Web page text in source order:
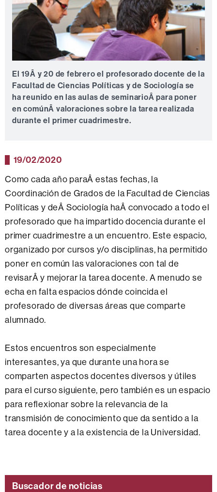
El 19Â y 20 de febrero el profesorado docente de la
Facultad de Ciencias Políticas y de Sociología se
ha reunido en las aulas de seminarioÂ para poner
en comúnÂ valoraciones sobre la tarea realizada
durante el primer cuadrimestre.
19/02/2020
Como cada año paraÂ estas fechas, la
Coordinación de Grados de la Facultad de Ciencias
Políticas y deÂ Sociología haÂ convocado a todo el
profesorado que ha impartido docencia durante el
primer cuadrimestre a un encuentro. Este espacio,
organizado por cursos y/o disciplinas, ha permitido
poner en común las valoraciones con tal de
revisarÂ y mejorar la tarea docente. A menudo se
echa en falta espacios dónde coincida el
profesorado de diversas áreas que comparte
alumnado.
Estos encuentros son especialmente
interesantes, ya que durante una hora se
comparten aspectos docentes diversos y útiles
para el curso siguiente, pero también es un espacio
para reflexionar sobre la relevancia de la
transmisión de conocimiento que da sentido a la
tarea docente y a la existencia de la Universidad.
Buscador de noticias